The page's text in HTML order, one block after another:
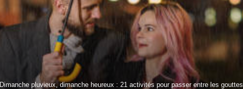
Dimanche pluvieux, dimanche heureux : 21 activités pour passer entre les gouttes